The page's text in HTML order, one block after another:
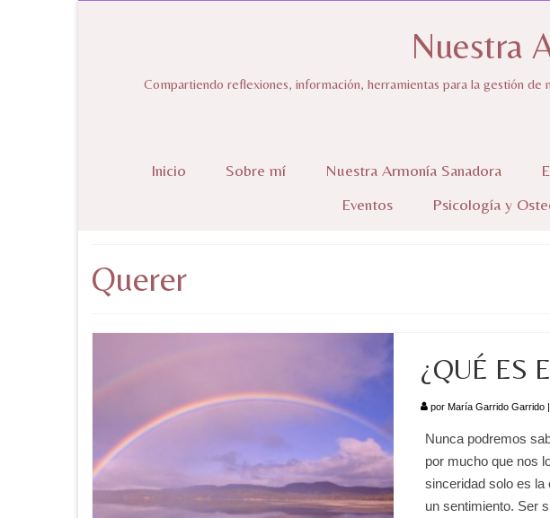
Nuestra
Compartiendo reflexiones, información, herramientas para la gestión de
Inicio Sobre mí Nuestra Armonía Sanadora
Eventos
Psicología y
Querer
¿QUÉ ES
por María Garrido Garrido|
Nunca podremos
por mucho que nos
sinceridad solo es la
un sentimiento. Ser